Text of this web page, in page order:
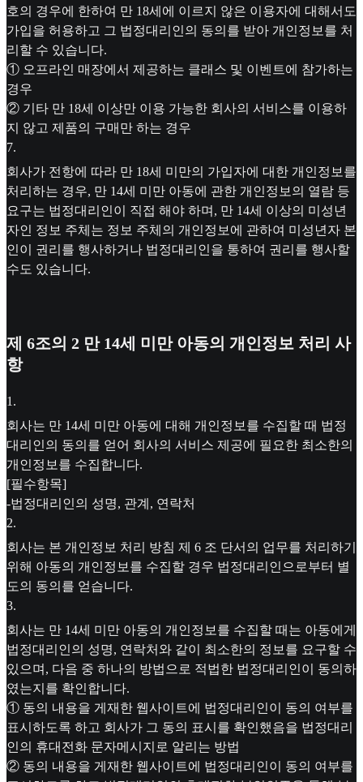
호의 경우에 한하여 만 18세에 이르지 않은 이용자에 대해서도
가입을 허용하고 그 법정대리인의 동의를 받아 개인정보를 처
리할 수 있습니다.
① 오프라인 매장에서 제공하는 클래스 및 이벤트에 참가하는
경우
② 기타 만 18세 이상만 이용 가능한 회사의 서비스를 이용하
지 않고 제품의 구매만 하는 경우
7.
회사가 전항에 따라 만 18세 미만의 가입자에 대한 개인정보를
처리하는 경우, 만 14세 미만 아동에 관한 개인정보의 열람 등
요구는 법정대리인이 직접 해야 하며, 만 14세 이상의 미성년
자인 정보 주체는 정보 주체의 개인정보에 관하여 미성년자 본
인이 권리를 행사하거나 법정대리인을 통하여 권리를 행사할
수도 있습니다.
제 6조의 2 만 14세 미만 아동의 개인정보 처리 사
항
1 .
회사는 만 14세 미만 아동에 대해 개인정보를 수집할 때 법정
대리인의 동의를 얻어 회사의 서비스 제공에 필요한 최소한의
개인정보를 수집합니다.
[필수항목]
-법정대리인의 성명, 관계, 연락처
2.
회사는 본 개인정보 처리 방침 제 6 조 단서의 업무를 처리하기
위해 아동의 개인정보를 수집할 경우 법정대리인으로부터 별
도의 동의를 얻습니다.
3.
회사는 만 14세 미만 아동의 개인정보를 수집할 때는 아동에게
법정대리인의 성명, 연락처와 같이 최소한의 정보를 요구할 수
있으며, 다음 중 하나의 방법으로 적법한 법정대리인이 동의하
였는지를 확인합니다.
① 동의 내용을 게재한 웹사이트에 법정대리인이 동의 여부를
표시하도록 하고 회사가 그 동의 표시를 확인했음을 법정대리
인의 휴대전화 문자메시지로 알리는 방법
② 동의 내용을 게재한 웹사이트에 법정대리인이 동의 여부를